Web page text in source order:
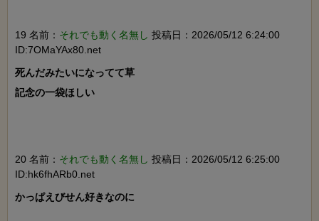
19 名前： それでも動く名無し 投稿日：2026/05/12 6:24:00
ID:7OMaYAx80.net
死んだみたいになってて草
記念の一袋ほしい
20 名前： それでも動く名無し 投稿日：2026/05/12 6:25:00
ID:hk6fhARb0.net
かっぱえびせん好きなのに